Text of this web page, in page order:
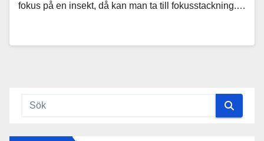
fokus på en insekt, då kan man ta till fokusstackning.…